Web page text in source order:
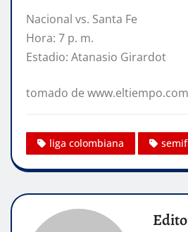
Nacional vs. Santa Fe
Hora: 7 p. m.
Estadio: Atanasio Girardot
tomado de www.eltiempo.com
liga colombiana